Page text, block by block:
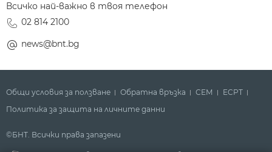
Всичко най-важно в твоя телефон
02 814 2100
news@bnt.bg
Общи условия за ползване Обратна връзка СЕМ
ECPT
Политика за защита на личните данни
©БНТ. Всички права запазени